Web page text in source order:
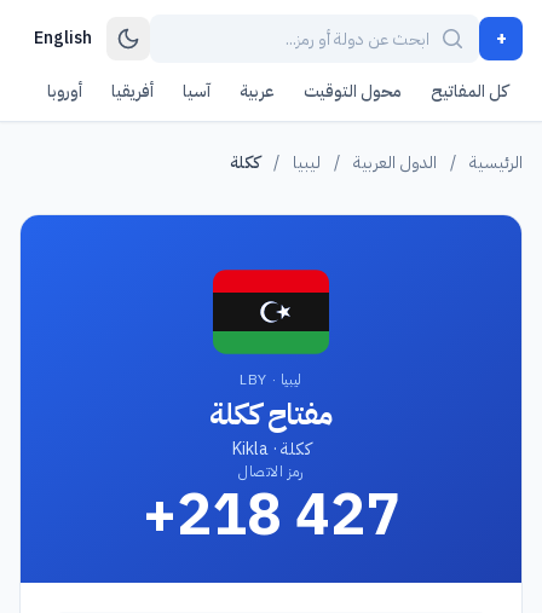
+
English
كل المفاتيح محول التوقيت عربية آسيا أفريقيا أوروبا
الرئيسية / الدول العربية / ليبيا / ككلة
ليبيا · LBY
مفتاح ككلة
ككلة · Kikla
رمز الاتصال
+218 427